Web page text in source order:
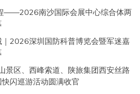
——2026南沙国际会展中心综合体两
2026深圳国防科普博览会暨军迷嘉
景区、西峰索道、陕旅集团西安丝路
闪巡游活动圆满收官